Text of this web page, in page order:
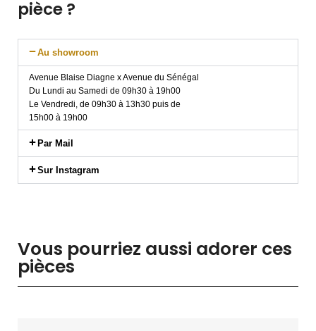
pièce ?
Au showroom
Avenue Blaise Diagne x Avenue du Sénégal
Du Lundi au Samedi de 09h30 à 19h00
Le Vendredi, de 09h30 à 13h30 puis de
15h00 à 19h00
Par Mail
Sur Instagram
Vous pourriez aussi adorer ces
pièces